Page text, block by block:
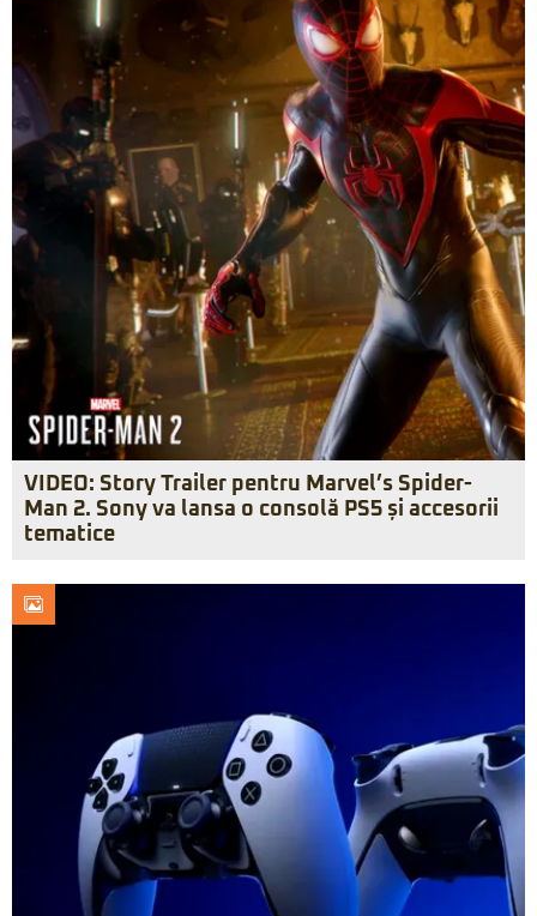
VIDEO: Story Trailer pentru Marvel’s Spider-
Man 2. Sony va lansa o consolă PS5 și accesorii
tematice